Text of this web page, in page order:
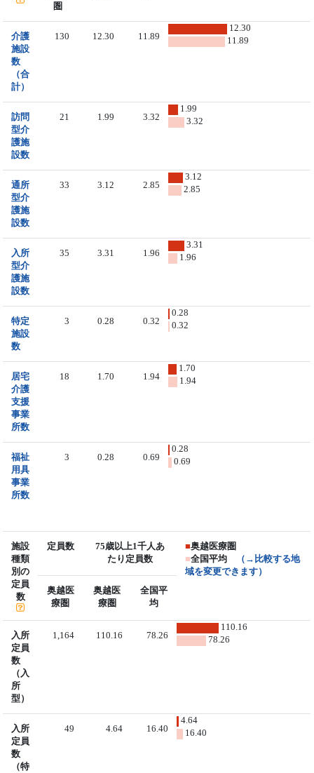
圏
介護
施設
数
（合
計）
130 12.30 11.89
12.30
11.89
訪問
型介
護施
設数
21 1.99 3.32
1.99
3.32
通所
型介
護施
設数
33 3.12 2.85
3.12
2.85
入所
型介
護施
設数
35 3.31 1.96
3.31
1.96
特定
施設
数
3 0.28 0.32
0.28
0.32
居宅
介護
支援
事業
所数
18 1.70 1.94
1.70
1.94
福祉
用具
事業
所数
3 0.28 0.69
0.28
0.69
施設
種類
別の
定員
数
定員数
75歳以上1千人あ
たり定員数
■奥越医療圏
■全国平均
（→比較する地
域を変更できます）
奥越医
療圏
奥越医
療圏
全国平
均
入所
定員
数
（入
所
型）
1,164 110.16 78.26
110.16
78.26
入所
定員
数
（特
49 4.64 16.40
4.64
16.40